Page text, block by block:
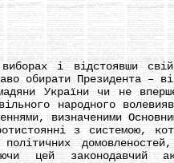
і відстоявши
обирати Президента –
України чи не
народного
визначеними
з системою,
цей законодавчий